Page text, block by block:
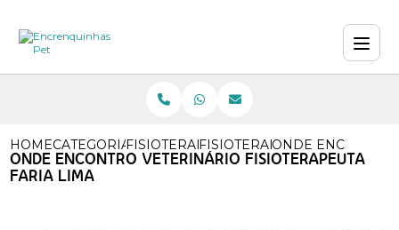
HOMECATEGORIASFISIOTERAPIA VETERINARIA
FISIOTERAPIA VETERINARIA
ONDE ENCONTRO
ONDE ENCONTRO VETERINÁRIO FISIOTERAPEUTA
FARIA LIMA